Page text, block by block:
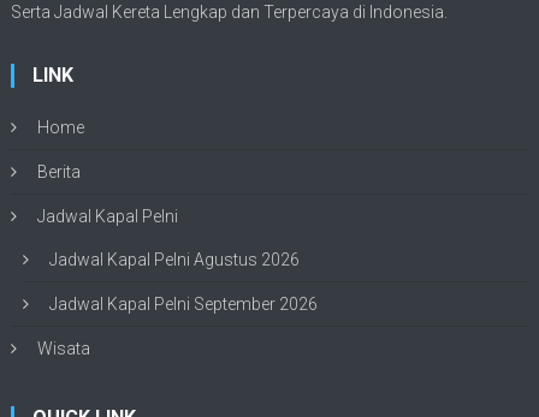
Serta Jadwal Kereta Lengkap dan Terpercaya di Indonesia.
LINK
Home
Berita
Jadwal Kapal Pelni
Jadwal Kapal Pelni Agustus 2026
Jadwal Kapal Pelni September 2026
Wisata